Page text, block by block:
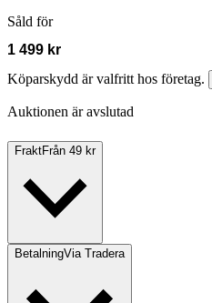
Såld för
1 499 kr
Köparskydd är valfritt hos företag.
Auktionen är avslutad
FraktFrån 49 kr
BetalningVia Tradera